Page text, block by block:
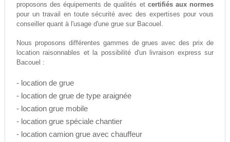
proposons des équipements de qualités et certifiés aux normes
pour un travail en toute sécurité avec des expertises pour vous
conseiller quant à l'usage d'une grue sur Bacouel.
Nous proposons différentes gammes de grues avec des prix de
location raisonnables et la possibilité d'un livraison express sur
Bacouel :
- location de grue
- location de grue de type araignée
- location grue mobile
- location grue spéciale chantier
- location camion grue avec chauffeur